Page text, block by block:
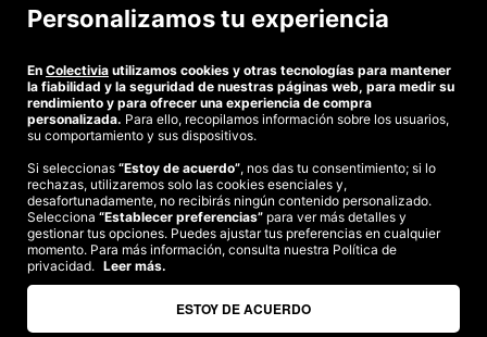
Video Mejorable
©2026 Colectivia
Términos y condiciones|Política de privacidad|Política de cookies
Estudio turismo de verano 2020
Personalizamos tu experiencia
En Colectivia utilizamos cookies y otras tecnologías para mantener
la fiabilidad y la seguridad de nuestras páginas web, para medir su
rendimiento y para ofrecer una experiencia de compra
personalizada. Para ello, recopilamos información sobre los usuarios,
su comportamiento y sus dispositivos.
Si seleccionas “Estoy de acuerdo”, nos das tu consentimiento; si lo
rechazas, utilizaremos solo las cookies esenciales y,
desafortunadamente, no recibirás ningún contenido personalizado.
Selecciona “Establecer preferencias” para ver más detalles y
gestionar tus opciones. Puedes ajustar tus preferencias en cualquier
momento. Para más información, consulta nuestra Política de
privacidad. Leer más.
ESTOY DE ACUERDO